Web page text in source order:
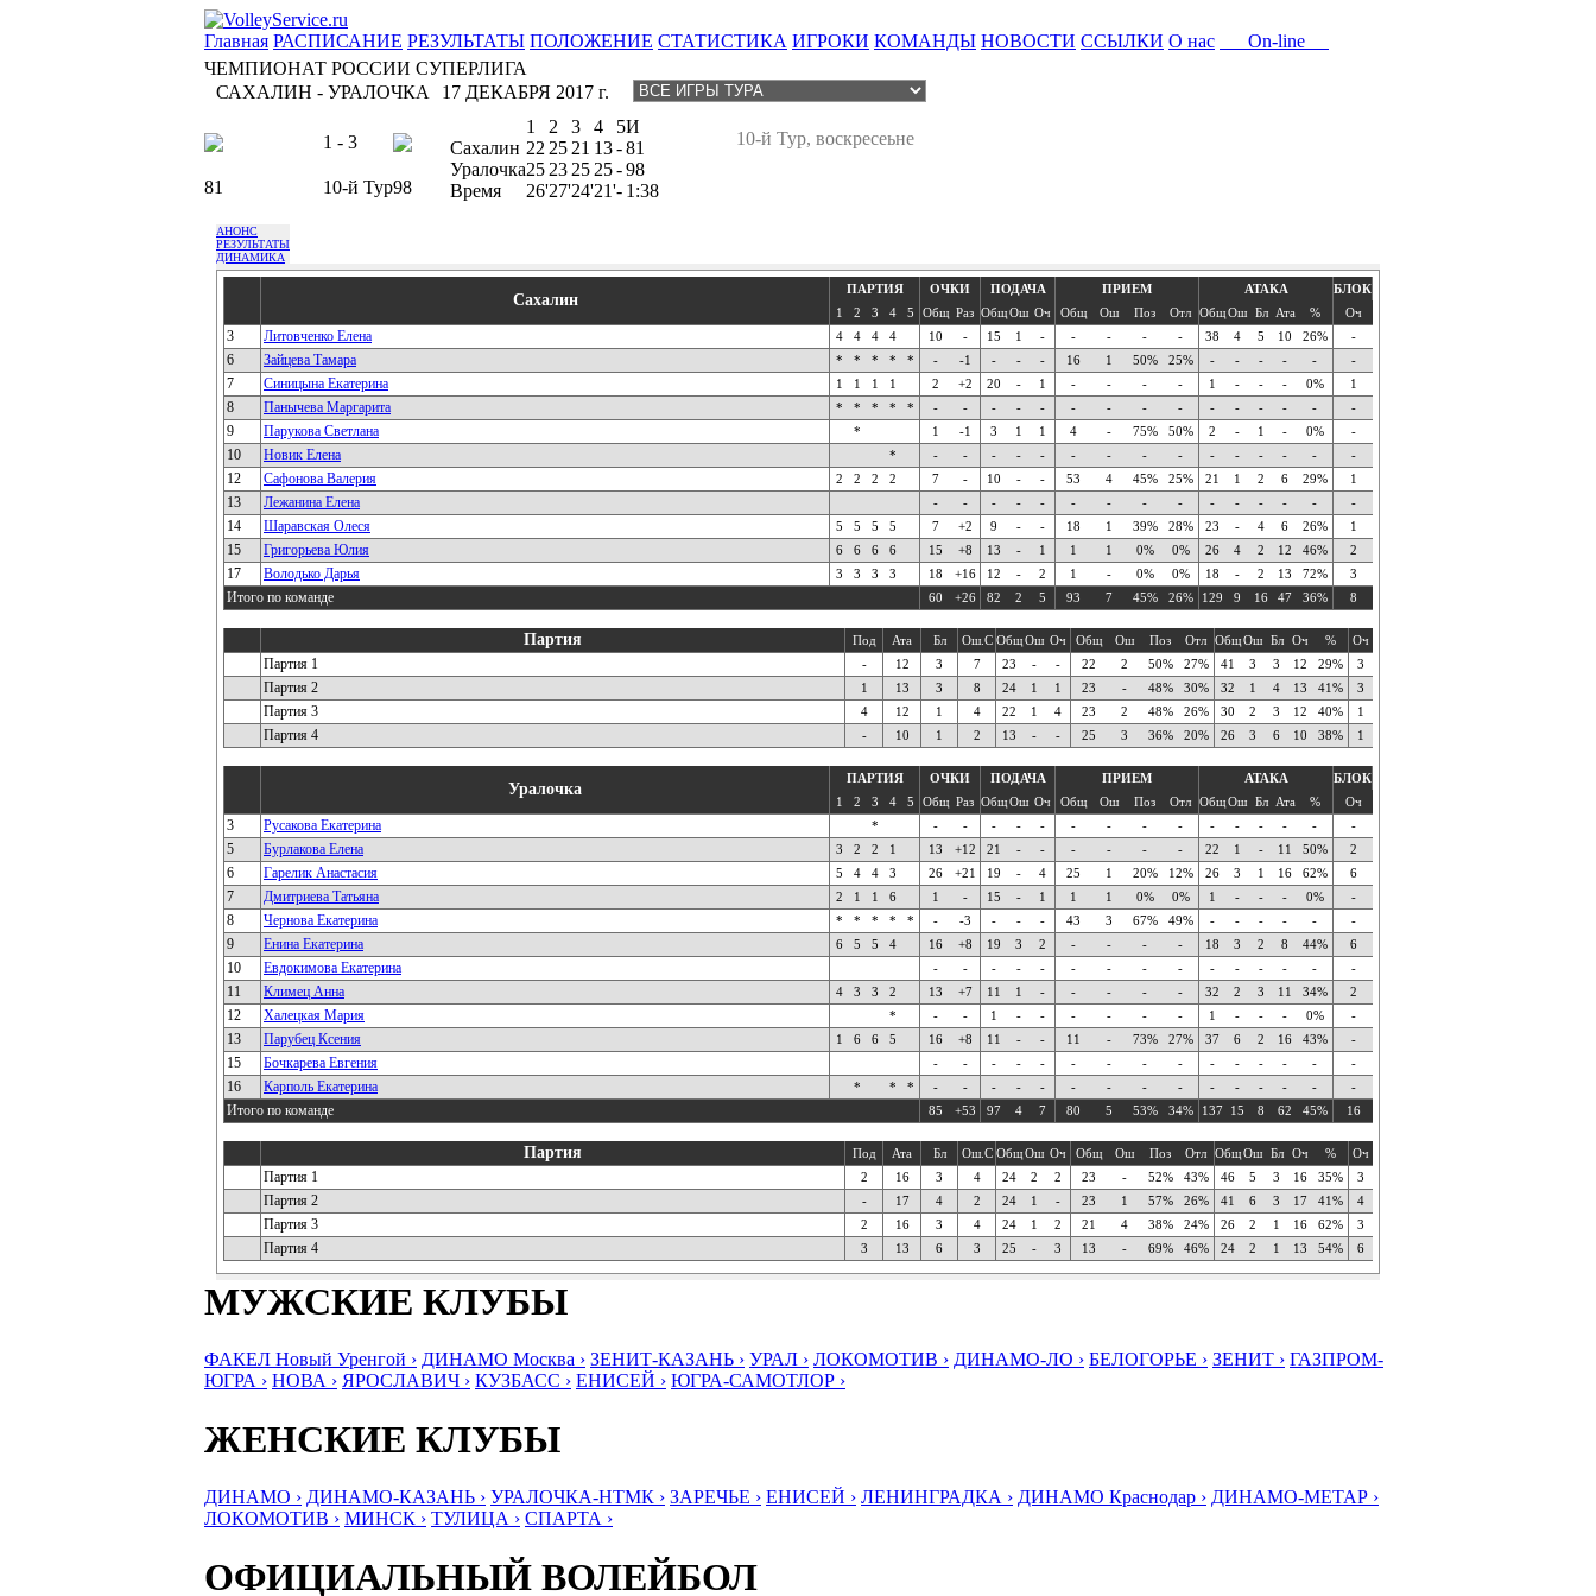
Главная РАСПИСАНИЕ РЕЗУЛЬТАТЫ ПОЛОЖЕНИЕ СТАТИСТИКА ИГРОКИ КОМАНДЫ НОВОСТИ ССЫЛКИ О нас
On-line
ЧЕМПИОНАТ РОССИИ СУПЕРЛИГА
САХАЛИН - УРАЛОЧКА
17 ДЕКАБРЯ 2017 г.
1 - 3
81 10-й Тур98
10-й Тур, воскресеьне
1 2 3 4 5И
Сахалин 22 25 21 13-81
Уралочка25 23 25 25-98
Время
26'27'24'21'- 1:38
АНОНС
РЕЗУЛЬТАТЫ
ДИНАМИКА
Сахалин
ПАРТИЯ ОЧКИ ПОДАЧА ПРИЕМ АТАКА
БЛОК
1
2 3 4 5 Общ Раз ОбщОш Оч Общ Ош Поз Отл ОбщОш Бл Ата % Оч
3 Литовченко Елена 4 4 4 4 10 - 15 1 - - - - - 38 4 5 10 26% -
6 Зайцева Тамара * * * * * - -1 - - - 16 1 50% 25% - - - - - -
7 Синицына Екатерина 1 1 1 1 2 +2 20 - 1 - - - - 1 - - - 0% 1
8 Панычева Маргарита * * * * * - - - - - - - - - - - - - - -
9 Парукова Светлана * 1 -1 3 1 1 4 - 75% 50% 2 - 1 - 0% -
10 Новик Елена * - - - - - - - - - - - - - - -
12 Сафонова Валерия 2 2 2 2 7 - 10 - - 53 4 45% 25% 21 1 2 6 29% 1
13 Лежанина Елена - - - - - - - - - - - - - - -
14 Шаравская Олеся 5 5 5 5 7 +2 9 - - 18 1 39% 28% 23 - 4 6 26% 1
15 Григорьева Юлия 6 6 6 6 15 +8 13 - 1 1 1 0% 0% 26 4 2 12 46% 2
17 Володько Дарья 3 3 3 3 18 +16 12 - 2 1 - 0% 0% 18 - 2 13 72% 3
Итого по команде 60 +26 82 2 5 93 7 45% 26% 129 9 16 47 36% 8
Партия Под Ата Бл Ош.С ОбщОш Оч Общ Ош Поз Отл ОбщОш Бл Оч % Оч
Партия 1 - 12 3 7 23 - - 22 2 50% 27% 41 3 3 12 29% 3
Партия 2 1 13 3 8 24 1 1 23 - 48% 30% 32 1 4 13 41% 3
Партия 3 4 12 1 4 22 1 4 23 2 48% 26% 30 2 3 12 40% 1
Партия 4 - 10 1 2 13 - - 25 3 36% 20% 26 3 6 10 38% 1
Уралочка
ПАРТИЯ ОЧКИ ПОДАЧА ПРИЕМ АТАКА
БЛОК
1
2 3 4 5 Общ Раз ОбщОш Оч Общ Ош Поз Отл ОбщОш Бл Ата % Оч
3 Русакова Екатерина * - - - - - - - - - - - - - - -
5 Бурлакова Елена 3 2 2 1 13 +12 21 - - - - - - 22 1 - 11 50% 2
6 Гарелик Анастасия 5 4 4 3 26 +21 19 - 4 25 1 20% 12% 26 3 1 16 62% 6
7 Дмитриева Татьяна 2 1 1 6 1 - 15 - 1 1 1 0% 0% 1 - - - 0% -
8 Чернова Екатерина * * * * * - -3 - - - 43 3 67% 49% - - - - - -
9 Енина Екатерина 6 5 5 4 16 +8 19 3 2 - - - - 18 3 2 8 44% 6
10 Евдокимова Екатерина - - - - - - - - - - - - - - -
11 Климец Анна 4 3 3 2 13 +7 11 1 - - - - - 32 2 3 11 34% 2
12 Халецкая Мария * - - 1 - - - - - - 1 - - - 0% -
13 Парубец Ксения 1 6 6 5 16 +8 11 - - 11 - 73% 27% 37 6 2 16 43% -
15 Бочкарева Евгения - - - - - - - - - - - - - - -
16 Карполь Екатерина * * * - - - - - - - - - - - - - - -
Итого по команде 85 +53 97 4 7 80 5 53% 34% 137 15 8 62 45% 16
Партия Под Ата Бл Ош.С ОбщОш Оч Общ Ош Поз Отл ОбщОш Бл Оч % Оч
Партия 1 2 16 3 4 24 2 2 23 - 52% 43% 46 5 3 16 35% 3
Партия 2 - 17 4 2 24 1 - 23 1 57% 26% 41 6 3 17 41% 4
Партия 3 2 16 3 4 24 1 2 21 4 38% 24% 26 2 1 16 62% 3
Партия 4 3 13 6 3 25 - 3 13 - 69% 46% 24 2 1 13 54% 6
МУЖСКИЕ КЛУБЫ
ФАКЕЛ Новый Уренгой › ДИНАМО Москва › ЗЕНИТ-КАЗАНЬ › УРАЛ › ЛОКОМОТИВ › ДИНАМО-ЛО › БЕЛОГОРЬЕ › ЗЕНИТ › ГАЗПРОМ-
ЮГРА › НОВА › ЯРОСЛАВИЧ › КУЗБАСС › ЕНИСЕЙ › ЮГРА-САМОТЛОР ›
ЖЕНСКИЕ КЛУБЫ
ДИНАМО › ДИНАМО-КАЗАНЬ › УРАЛОЧКА-НТМК › ЗАРЕЧЬЕ › ЕНИСЕЙ › ЛЕНИНГРАДКА › ДИНАМО Краснодар › ДИНАМО-МЕТАР ›
ЛОКОМОТИВ › МИНСК › ТУЛИЦА › СПАРТА ›
ОФИЦИАЛЬНЫЙ ВОЛЕЙБОЛ